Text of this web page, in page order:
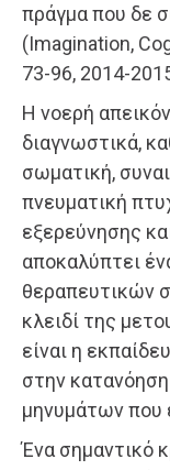
πράγμα που δε
(Imagination,
73-96, 2014-
Η νοερή
διαγνωστικά,
σωματική,
πνευματική
εξερεύνησης
αποκαλύπτει
θεραπευτικών
κλειδί της
είναι η
στην
μηνυμάτων που
Ένα σημαντικό